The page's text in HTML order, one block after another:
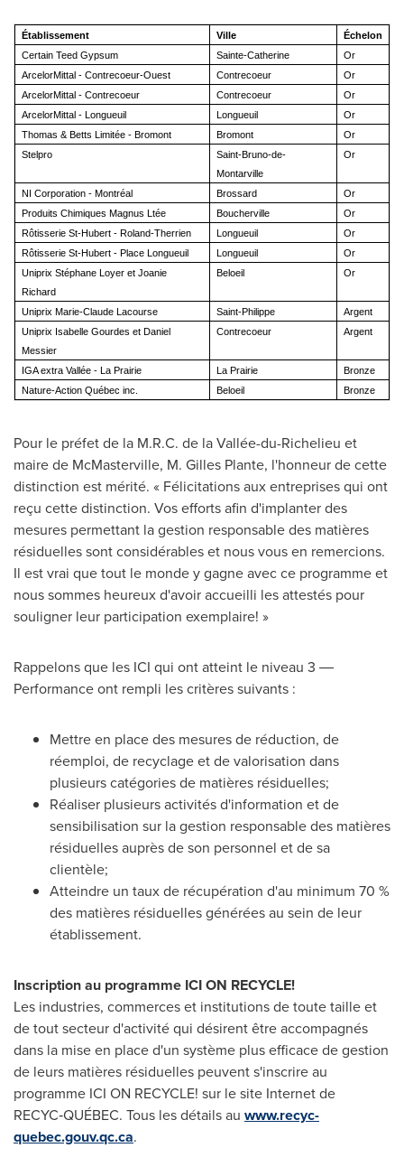
Établissement Ville
Échelon
Certain Teed Gypsum
Sainte-Catherine
Or
ArcelorMittal - Contrecoeur-Ouest
Contrecoeur
Or
ArcelorMittal - Contrecoeur
Contrecoeur
Or
ArcelorMittal - Longueuil
Longueuil
Or
Thomas & Betts Limitée - Bromont
Bromont
Or
Stelpro
Saint-Bruno-de-
Montarville
Or
NI Corporation - Montréal Brossard
Or
Produits Chimiques Magnus Ltée
Boucherville
Or
Rôtisserie St-Hubert - Roland-Therrien
Longueuil
Or
Rôtisserie St-Hubert - Place Longueuil
Longueuil
Or
Uniprix Stéphane Loyer et Joanie
Richard
Beloeil Or
Uniprix Marie-Claude Lacourse Saint-Philippe
Argent
Uniprix Isabelle Gourdes et Daniel
Messier
Contrecoeur Argent
IGA extra Vallée - La Prairie La Prairie
Bronze
Nature-Action Québec inc.
Beloeil Bronze
Pour le préfet de la M.R.C. de la Vallée-du-Richelieu et
maire de McMasterville, M. Gilles Plante, l'honneur de cette
distinction est mérité. « Félicitations aux entreprises qui ont
reçu cette distinction. Vos efforts afin d'implanter des
mesures permettant la gestion responsable des matières
résiduelles sont considérables et nous vous en remercions.
Il est vrai que tout le monde y gagne avec ce programme et
nous sommes heureux d'avoir accueilli les attestés pour
souligner leur participation exemplaire! »
Rappelons que les ICI qui ont atteint le niveau 3 ―
Performance ont rempli les critères suivants :
Mettre en place des mesures de réduction, de
réemploi, de recyclage et de valorisation dans
plusieurs catégories de matières résiduelles;
Réaliser plusieurs activités d'information et de
sensibilisation sur la gestion responsable des matières
résiduelles auprès de son personnel et de sa
clientèle;
Atteindre un taux de récupération d'au minimum 70 %
des matières résiduelles générées au sein de leur
établissement.
Inscription au programme ICI ON RECYCLE!
Les industries, commerces et institutions de toute taille et
de tout secteur d'activité qui désirent être accompagnés
dans la mise en place d'un système plus efficace de gestion
de leurs matières résiduelles peuvent s'inscrire au
programme ICI ON RECYCLE! sur le site Internet de
RECYC‑QUÉBEC. Tous les détails au www.recyc-
quebec.gouv.qc.ca.